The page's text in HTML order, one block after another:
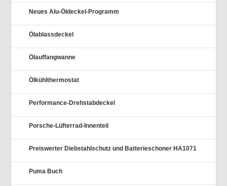
Neues Alu-Öldeckel-Programm
Ölablassdeckel
Ölauffangwanne
Ölkühlthermostat
Performance-Drehstabdeckel
Porsche-Lüfterrad-Innenteil
Preiswerter Diebstahlschutz und Batterieschoner HA1071
Puma Buch